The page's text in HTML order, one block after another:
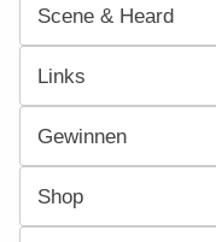
Scene & Heard
Links
Gewinnen
Shop